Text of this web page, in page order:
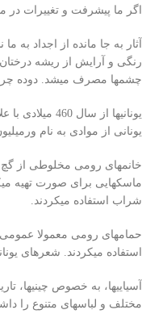
اگر ما پیشرفت و تغییرات در مد
آثار به جا مانده از اجداد
رنگی و آرایش از ریشه
چشمها مصرف میشد. دوده
یونانیها
یونانی از موادی به نام
خانمهای رومی مخلوطی از گچ
ماسکهایی برای صورت تهیه
شراب استفاده میکردند.
حمامهای رومی معمولا عمومی
استفاده میکردند. شعرهای
آسیاییها، به خصوص چینیها،
مختلف و لباسهای متنوع را